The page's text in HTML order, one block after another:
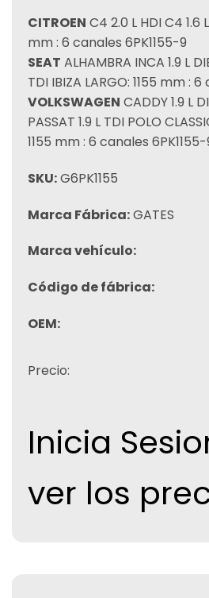
CITROEN C4 2.0 L HDI C4 1.6
mm : 6 canales 6PK1155-9
SEAT ALHAMBRA INCA 1.9 L
TDI IBIZA LARGO: 1155 mm :
VOLKSWAGEN CADDY 1.9 L
PASSAT 1.9 L TDI POLO
1155 mm : 6 canales 6PK1155-
SKU:G6PK1155
Marca Fábrica:GATES
Marca vehículo:
Código de fábrica:
OEM:
Precio:
Inicia
ver los